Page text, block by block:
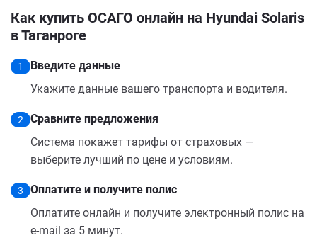
Как купить ОСАГО онлайн на Hyundai Solaris
в Таганроге
1
Введите данные
Укажите данные вашего транспорта и водителя.
2
Сравните предложения
Система покажет тарифы от страховых —
выберите лучший по цене и условиям.
3
Оплатите и получите полис
Оплатите онлайн и получите электронный полис на
e-mail за 5 минут.